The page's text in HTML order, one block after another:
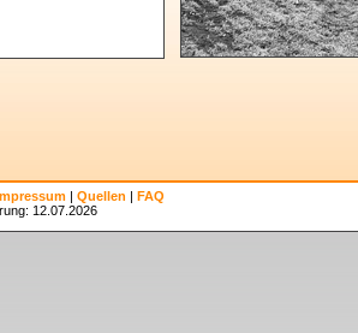
| Quellen | FAQ
12.07.2026